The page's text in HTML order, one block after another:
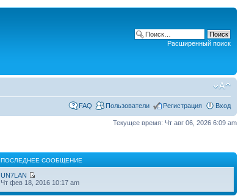
Расширенный поиск
FAQ Пользователи Регистрация Вход
Текущее время: Чт авг 06, 2026 6:09 am
ПОСЛЕДНЕЕ СООБЩЕНИЕ
UN7LAN
Чт фев 18, 2016 10:17 am